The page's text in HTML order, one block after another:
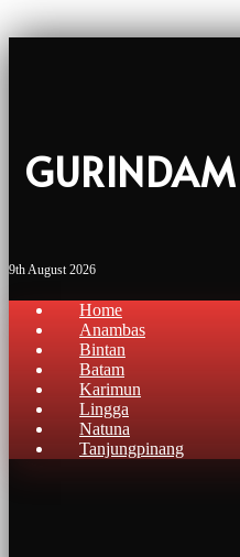
9th August 2026
Home
Anambas
Bintan
Batam
Karimun
Lingga
Natuna
Tanjungpinang